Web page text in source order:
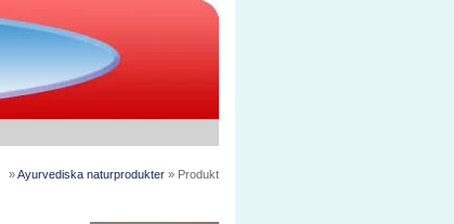
»Ayurvediska naturprodukter » Produkt